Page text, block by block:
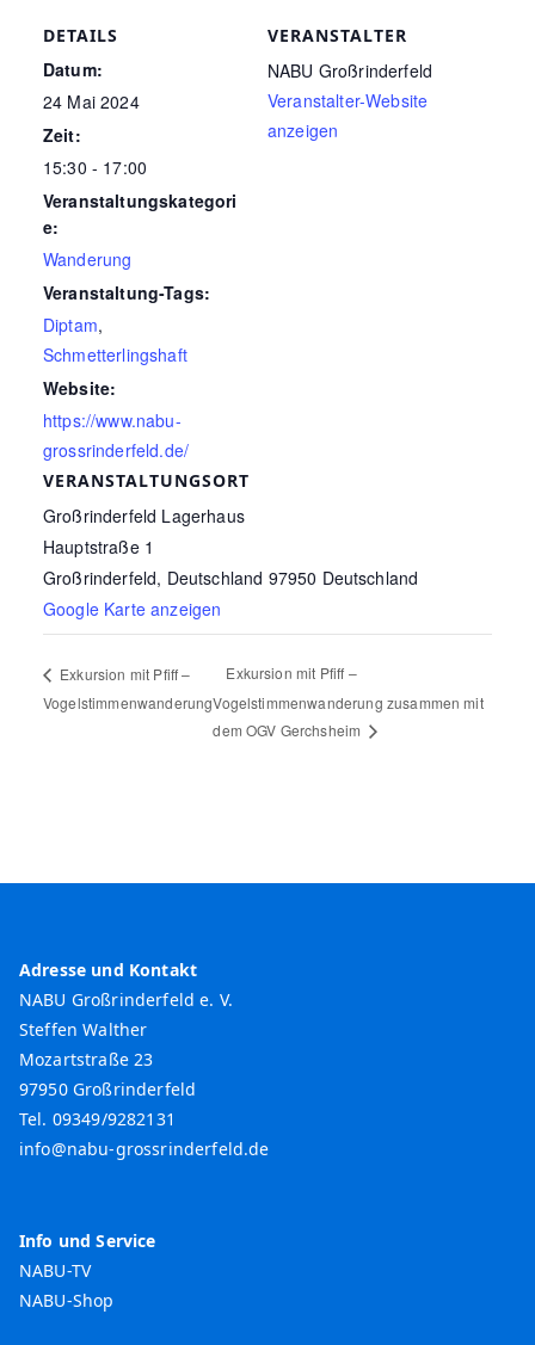
DETAILS
Datum:
24 Mai 2024
Zeit:
15:30 - 17:00
Veranstaltungskategori
e:
Wanderung
Veranstaltung-Tags:
Diptam,
Schmetterlingshaft
Website:
https://www.nabu-
grossrinderfeld.de/
VERANSTALTUNGSORT
Großrinderfeld Lagerhaus
Hauptstraße 1
Großrinderfeld, Deutschland 97950 Deutschland
Google Karte anzeigen
VERANSTALTER
NABU Großrinderfeld
Veranstalter-Website
anzeigen
Exkursion mit Pfiff –
Vogelstimmenwanderung
Exkursion mit Pfiff –
Vogelstimmenwanderung zusammen mit
dem OGV Gerchsheim
Adresse und Kontakt
NABU Großrinderfeld e. V.
Steffen Walther
Mozartstraße 23
97950 Großrinderfeld
Tel. 09349/9282131
info@nabu-grossrinderfeld.de
Info und Service
NABU-TV
NABU-Shop